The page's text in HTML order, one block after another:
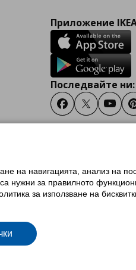
Приложение
Последвайте ни:
FacebookTwitter
Условия за ползване на
условия на програма IKEA Family
на навигацията, анализ на
нужни за правилното
за използване на